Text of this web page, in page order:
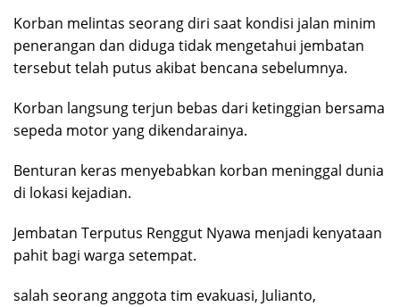
Korban melintas seorang diri saat kondisi jalan minim
penerangan dan diduga tidak mengetahui jembatan
tersebut telah putus akibat bencana sebelumnya.
Korban langsung terjun bebas dari ketinggian bersama
sepeda motor yang dikendarainya.
Benturan keras menyebabkan korban meninggal dunia
di lokasi kejadian.
Jembatan Terputus Renggut Nyawa menjadi kenyataan
pahit bagi warga setempat.
salah seorang anggota tim evakuasi, Julianto,